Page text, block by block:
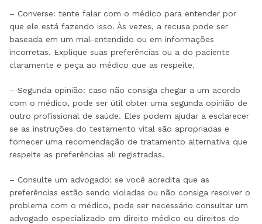
– Converse: tente falar com o médico para entender por
que ele está fazendo isso. Às vezes, a recusa pode ser
baseada em um mal-entendido ou em informações
incorretas. Explique suas preferências ou a do paciente
claramente e peça ao médico que as respeite.
– Segunda opinião: caso não consiga chegar a um acordo
com o médico, pode ser útil obter uma segunda opinião de
outro profissional de saúde. Eles podem ajudar a esclarecer
se as instruções do testamento vital são apropriadas e
fornecer uma recomendação de tratamento alternativa que
respeite as preferências ali registradas.
– Consulte um advogado: se você acredita que as
preferências estão sendo violadas ou não consiga resolver o
problema com o médico, pode ser necessário consultar um
advogado especializado em direito médico ou direitos do